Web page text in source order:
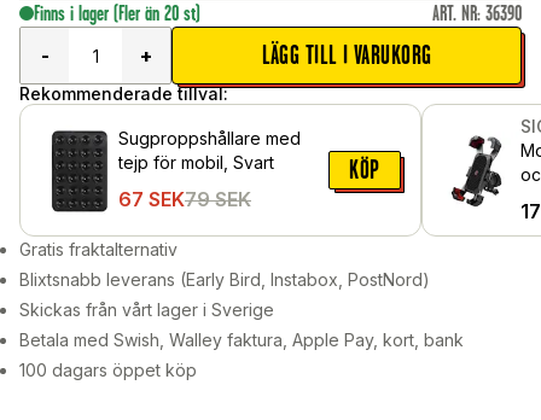
Finns i lager (Fler än 20 st) ART. NR: 36390
-
+ LÄGG TILL I VARUKORG
Rekommenderade tillval:
Sugproppshållare med
tejp för mobil, Svart
67 SEK79 SEK
KÖP
Gratis fraktalternativ
Blixtsnabb leverans (Early Bird, Instabox, PostNord)
Skickas från vårt lager i Sverige
Betala med Swish, Walley faktura, Apple Pay, kort, bank
100 dagars öppet köp